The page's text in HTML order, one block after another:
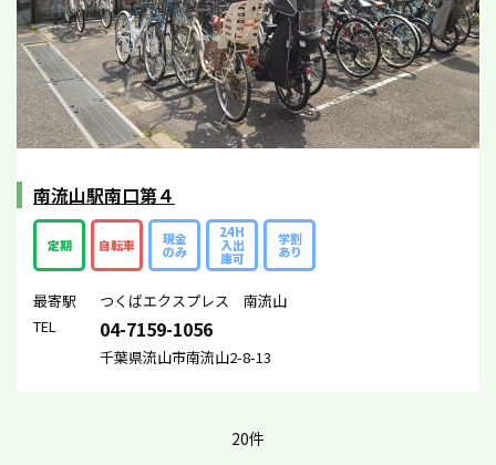
南流山駅南口第４
定期 自転車 現金
のみ
24H
入出
庫可
学割
あり
最寄駅
つくばエクスプレス 南流山
TEL
04-7159-1056
千葉県流山市南流山2-8-13
20件